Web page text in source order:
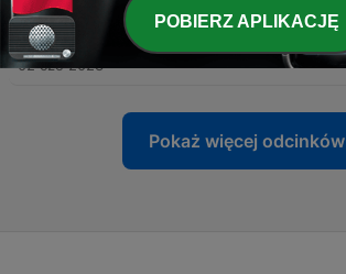
36 - 032 Okno Życia
02 cze 2023
Pokaż więcej odcinków
POBIERZ APLIKACJĘ